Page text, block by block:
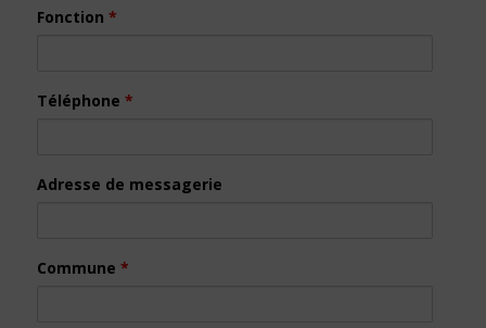
Fonction *
Téléphone *
Adresse de messagerie
Commune *